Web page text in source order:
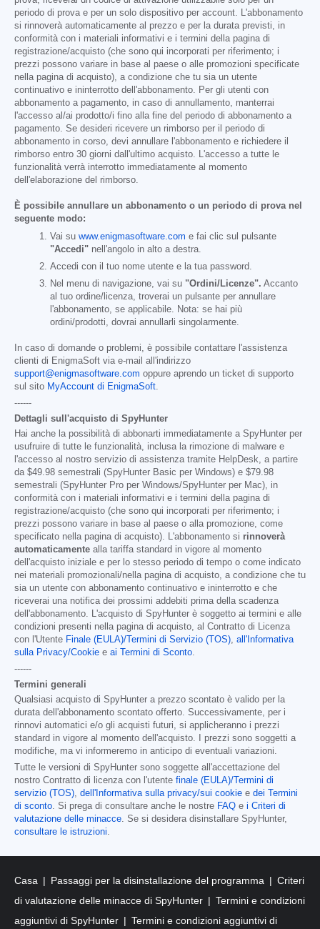
periodo di prova e per un solo dispositivo per account. L'abbonamento
si rinnoverà automaticamente al prezzo e per la durata previsti, in
conformità con i materiali informativi e i termini della pagina di
registrazione/acquisto (che sono qui incorporati per riferimento; i
prezzi possono variare in base al paese o alle promozioni specificate
nella pagina di acquisto), a condizione che tu sia un utente
continuativo e ininterrotto dell'abbonamento. Per gli utenti con
abbonamento a pagamento, in caso di annullamento, manterrai
l'accesso al/ai prodotto/i fino alla fine del periodo di abbonamento a
pagamento. Se desideri ricevere un rimborso per il periodo di
abbonamento in corso, devi annullare l'abbonamento e richiedere il
rimborso entro 30 giorni dall'ultimo acquisto. L'accesso a tutte le
funzionalità verrà interrotto immediatamente al momento
dell'elaborazione del rimborso.
È possibile annullare un abbonamento o un periodo di prova nel
seguente modo:
Vai su www.enigmasoftware.com e fai clic sul pulsante
"Accedi" nell'angolo in alto a destra.
Accedi con il tuo nome utente e la tua password.
Nel menu di navigazione, vai su "Ordini/Licenze". Accanto
al tuo ordine/licenza, troverai un pulsante per annullare
l'abbonamento, se applicabile. Nota: se hai più
ordini/prodotti, dovrai annullarli singolarmente.
In caso di domande o problemi, è possibile contattare l'assistenza
clienti di EnigmaSoft via e-mail all'indirizzo
support@enigmasoftware.com oppure aprendo un ticket di supporto
sul sito MyAccount di EnigmaSoft.
------
Dettagli sull'acquisto di SpyHunter
Hai anche la possibilità di abbonarti immediatamente a SpyHunter per
usufruire di tutte le funzionalità, inclusa la rimozione di malware e
l'accesso al nostro servizio di assistenza tramite HelpDesk, a partire
da $49.98 semestrali (SpyHunter Basic per Windows) e $79.98
semestrali (SpyHunter Pro per Windows/SpyHunter per Mac), in
conformità con i materiali informativi e i termini della pagina di
registrazione/acquisto (che sono qui incorporati per riferimento; i
prezzi possono variare in base al paese o alla promozione, come
specificato nella pagina di acquisto). L'abbonamento si rinnoverà
automaticamente alla tariffa standard in vigore al momento
dell'acquisto iniziale e per lo stesso periodo di tempo o come indicato
nei materiali promozionali/nella pagina di acquisto, a condizione che tu
sia un utente con abbonamento continuativo e ininterrotto e che
riceverai una notifica dei prossimi addebiti prima della scadenza
dell'abbonamento. L'acquisto di SpyHunter è soggetto ai termini e alle
condizioni presenti nella pagina di acquisto, al Contratto di Licenza
con l'Utente Finale (EULA)/Termini di Servizio (TOS), all'Informativa
sulla Privacy/Cookie e ai Termini di Sconto.
------
Termini generali
Qualsiasi acquisto di SpyHunter a prezzo scontato è valido per la
durata dell'abbonamento scontato offerto. Successivamente, per i
rinnovi automatici e/o gli acquisti futuri, si applicheranno i prezzi
standard in vigore al momento dell'acquisto. I prezzi sono soggetti a
modifiche, ma vi informeremo in anticipo di eventuali variazioni.
Tutte le versioni di SpyHunter sono soggette all'accettazione del
nostro Contratto di licenza con l'utente finale (EULA)/Termini di
servizio (TOS), dell'Informativa sulla privacy/sui cookie e dei Termini
di sconto. Si prega di consultare anche le nostre FAQ e i Criteri di
valutazione delle minacce. Se si desidera disinstallare SpyHunter,
consultare le istruzioni.
Casa Passaggi per la disinstallazione del programma
Criteri
di valutazione delle minacce di SpyHunter
Termini e condizioni
aggiuntivi di SpyHunter
Termini e condizioni aggiuntivi di